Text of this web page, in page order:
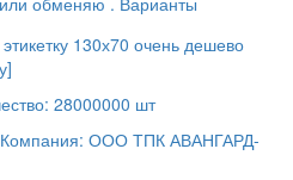
130х70 очень дешево
28000000 шт
Компания: ООО ТПК АВАНГАРД-